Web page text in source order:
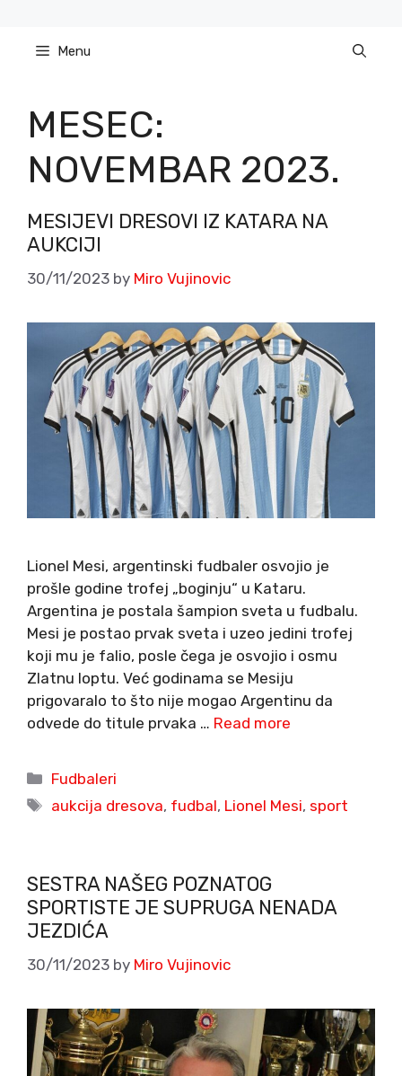
content Menu
MESEC:
NOVEMBAR 2023.
MESIJEVI DRESOVI IZ KATARA NA
AUKCIJI
30/11/2023 by Miro Vujinovic
Lionel Mesi, argentinski fudbaler osvojio je
prošle godine trofej „boginju“ u Kataru.
Argentina je postala šampion sveta u fudbalu.
Mesi je postao prvak sveta i uzeo jedini trofej
koji mu je falio, posle čega je osvojio i osmu
Zlatnu loptu. Već godinama se Mesiju
prigovaralo to što nije mogao Argentinu da
odvede do titule prvaka … Read more
Categories
Fudbaleri
Tags
aukcija dresova, fudbal, Lionel Mesi, sport
SESTRA NAŠEG POZNATOG
SPORTISTE JE SUPRUGA NENADA
JEZDIĆA
30/11/2023 by Miro Vujinovic